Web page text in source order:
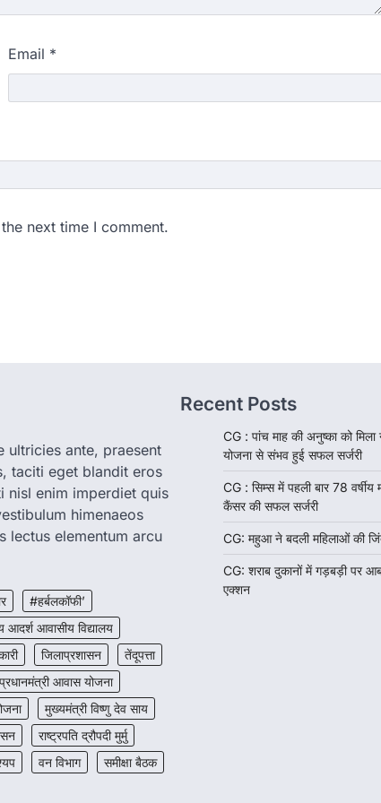
Email *
next time I comment.
ultricies ante, praesent
taciti eget blandit eros
nisl enim imperdiet quis
himenaeos
lectus elementum arcu
#हर्बलकॉफी’
आदर्श आवासीय विद्यालय
जिलाप्रशासन
तेंदूपत्ता
प्रधानमंत्री आवास योजना
मुख्यमंत्री विष्णु देव साय
राष्ट्रपति द्रौपदी मुर्मु
वन विभाग
समीक्षा बैठक
Recent Posts
CG : पांच माह की अनुष्का को मिला
योजना से संभव हुई सफल सर्जरी
CG : सिम्स में पहली बार 78
कैंसर की सफल सर्जरी
CG: महुआ ने बदली महिलाओं की
CG: शराब दुकानों में गड़बड़ी पर
एक्शन